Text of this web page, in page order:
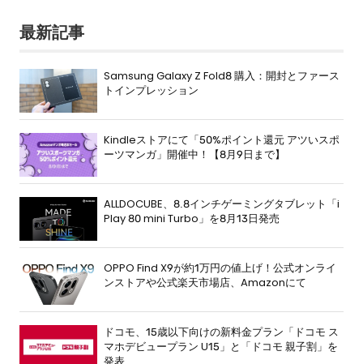
最新記事
Samsung Galaxy Z Fold8 購入：開封とファース
トインプレッション
Kindleストアにて「50%ポイント還元 アツいスポ
ーツマンガ」開催中！【8月9日まで】
ALLDOCUBE、8.8インチゲーミングタブレット「i
Play 80 mini Turbo」を8月13日発売
OPPO Find X9が約1万円の値上げ！公式オンライ
ンストアや公式楽天市場店、Amazonにて
ドコモ、15歳以下向けの新料金プラン「ドコモ ス
マホデビュープラン U15」と「ドコモ 親子割」を
発表